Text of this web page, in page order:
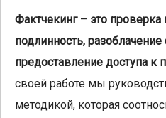
Фактчекинг – это
подлинность,
предоставление доступа
своей работе мы
методикой, которая